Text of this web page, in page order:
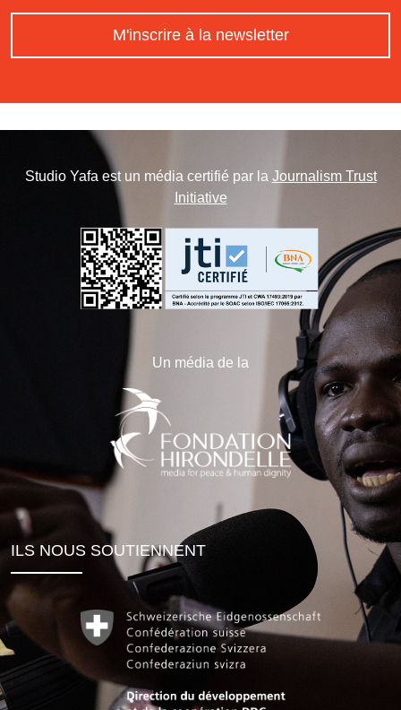
M'inscrire à la newsletter
Studio Yafa est un média certifié par la Journalism Trust
Initiative
Un média de la
ILS NOUS SOUTIENNENT